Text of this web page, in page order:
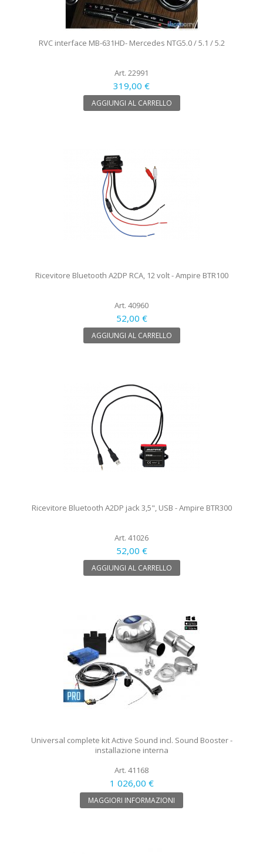
RVC interface MB-631HD- Mercedes NTG5.0 / 5.1 / 5.2
Art. 22991
319,00 €
AGGIUNGI AL CARRELLO
Ricevitore Bluetooth A2DP RCA, 12 volt - Ampire BTR100
Art. 40960
52,00 €
AGGIUNGI AL CARRELLO
Ricevitore Bluetooth A2DP jack 3,5", USB - Ampire BTR300
Art. 41026
52,00 €
AGGIUNGI AL CARRELLO
Universal complete kit Active Sound incl. Sound Booster -
installazione interna
Art. 41168
1 026,00 €
MAGGIORI INFORMAZIONI